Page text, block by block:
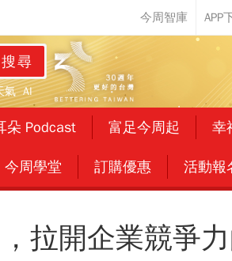
搜尋
氣 AI
朵 Podcast 富足今周起 幸
今周學堂 訂購優惠 活動報
拉開企業競爭